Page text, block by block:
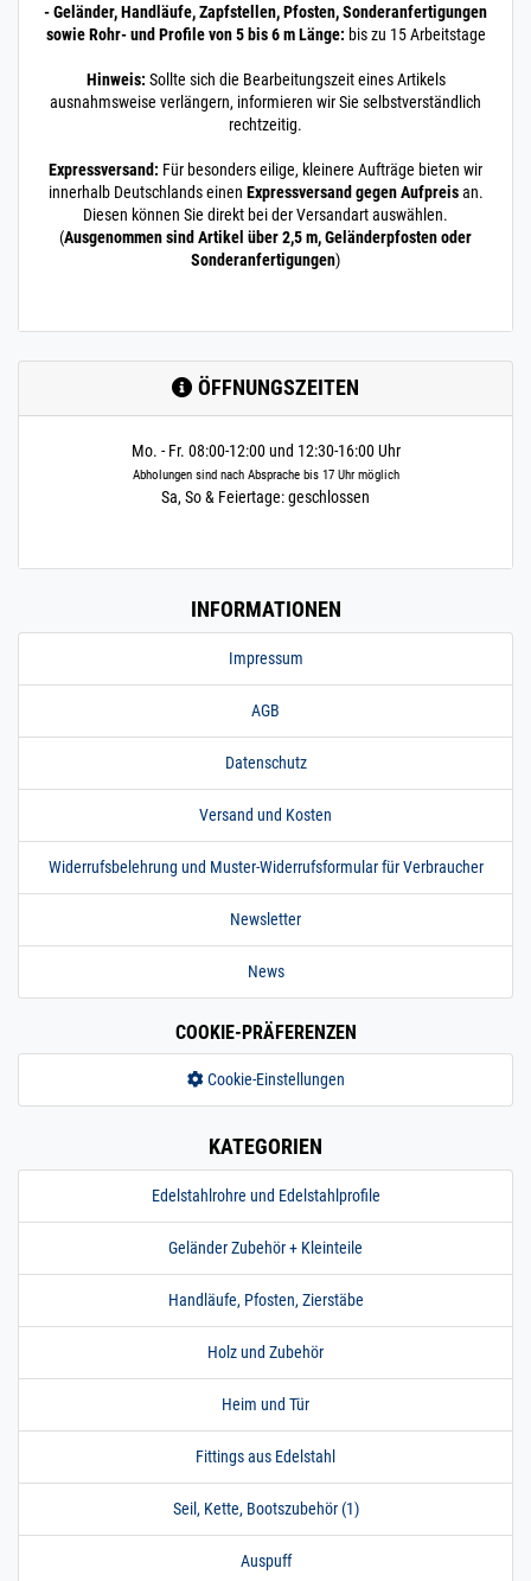
- Geländer, Handläufe, Zapfstellen, Pfosten, Sonderanfertigungen
sowie Rohr- und Profile von 5 bis 6 m Länge: bis zu 15 Arbeitstage
Hinweis: Sollte sich die Bearbeitungszeit eines Artikels
ausnahmsweise verlängern, informieren wir Sie selbstverständlich
rechtzeitig.
Expressversand: Für besonders eilige, kleinere Aufträge bieten wir
innerhalb Deutschlands einen Expressversand gegen Aufpreisan.
Diesen können Sie direkt bei der Versandart auswählen.
(Ausgenommen sind Artikel über 2,5 m, Geländerpfosten oder
Sonderanfertigungen)
ÖFFNUNGSZEITEN
Mo. - Fr. 08:00-12:00 und 12:30-16:00 Uhr
Abholungen sind nach Absprache bis 17 Uhr möglich
Sa, So & Feiertage: geschlossen
INFORMATIONEN
Impressum
AGB
Datenschutz
Versand und Kosten
Widerrufsbelehrung und Muster-Widerrufsformular für Verbraucher
Newsletter
News
COOKIE-PRÄFERENZEN
Cookie-Einstellungen
KATEGORIEN
Edelstahlrohre und Edelstahlprofile
Geländer Zubehör + Kleinteile
Handläufe, Pfosten, Zierstäbe
Holz und Zubehör
Heim und Tür
Fittings aus Edelstahl
Seil, Kette, Bootszubehör (1)
Auspuff